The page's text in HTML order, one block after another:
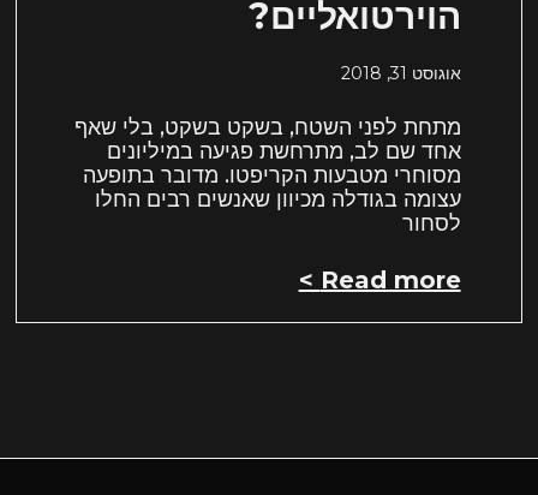
הוירטואליים?
אוגוסט 31, 2018
מתחת לפני השטח, בשקט בשקט, בלי שאף
אחד שם לב, מתרחשת פגיעה במיליונים
מסוחרי מטבעות הקריפטו. מדובר בתופעה
עצומה בגודלה מכיוון שאנשים רבים החלו
לסחור
Read more >